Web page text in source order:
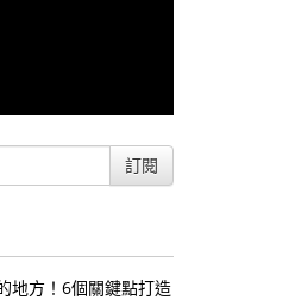
訂閱
地方！6個關鍵點打造